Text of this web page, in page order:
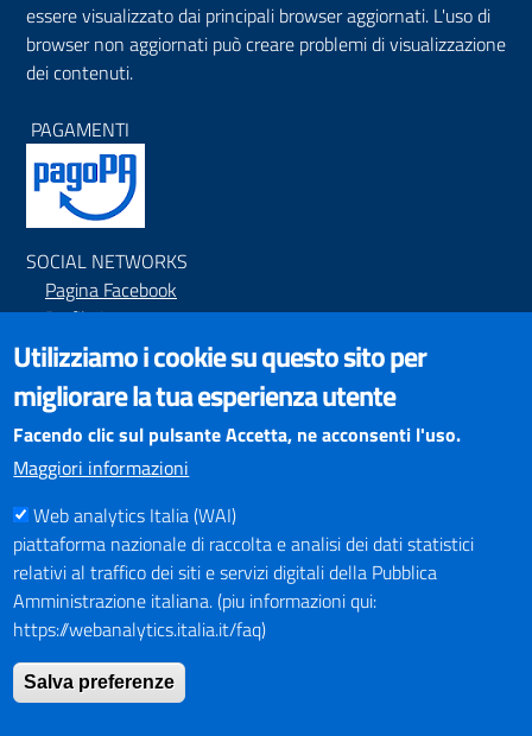
essere visualizzato dai principali browser aggiornati. L'uso di
browser non aggiornati può creare problemi di visualizzazione
dei contenuti.
PAGAMENTI
SOCIAL NETWORKS
Pagina Facebook
Profilo Instagram
Canale YouTube
PNRR (Piano Nazionale di Ripresa e Resilienza)
Mappa del Sito
Indirizzario
Intranet
Utilizziamo i cookie su questo sito per
migliorare la tua esperienza utente
Facendo clic sul pulsante Accetta, ne acconsenti l'uso.
Maggiori informazioni
Web analytics Italia (WAI)
piattaforma nazionale di raccolta e analisi dei dati statistici
relativi al traffico dei siti e servizi digitali della Pubblica
Amministrazione italiana. (piu informazioni qui:
https://webanalytics.italia.it/faq)
Salva preferenze